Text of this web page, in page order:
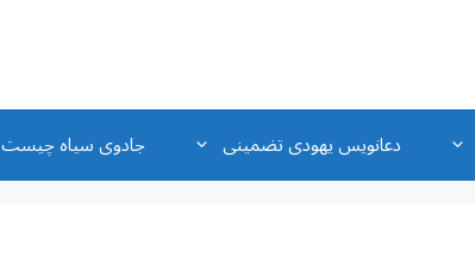
دعانویس یهودی تضمینی جادوی سیاه چیست